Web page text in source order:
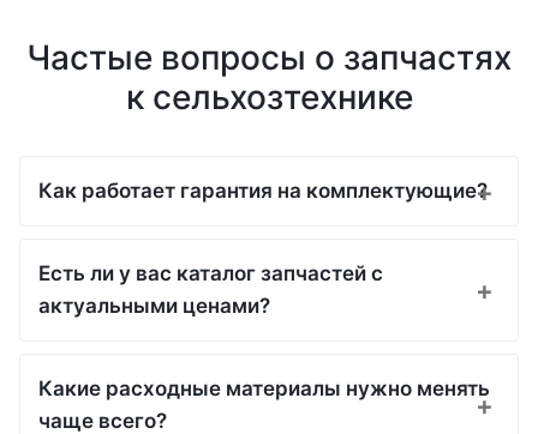
Частые вопросы о запчастях
к сельхозтехнике
Как работает гарантия на комплектующие?
Есть ли у вас каталог запчастей с
актуальными ценами?
Какие расходные материалы нужно менять
чаще всего?